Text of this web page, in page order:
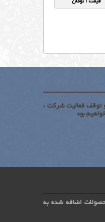
توقف فعالیت شرکت ،
بود
اضافه شده به